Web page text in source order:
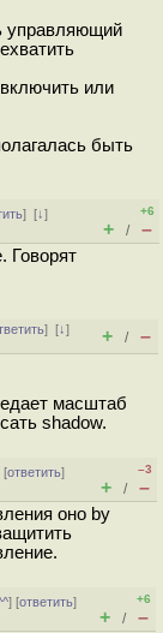
управляющий
или
быть
][↓]
+6
+ / –
Говорят
][↓]
+ / –
масштаб
shadow.
[ответить]
–3
+ / –
оно by
] [ответить]
+6
+ / –